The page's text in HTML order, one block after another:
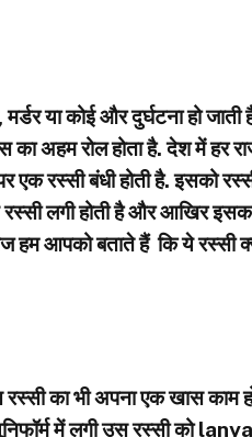
या कोई और दुर्घटना हो जाती
अहम रोल होता है. देश में हर
रस्सी बंधी होती है. इसको
लगी होती है और आखिर
हम आपको बताते हैं कि ये रस्सी
का भी अपना एक खास काम
में लगी उस रस्सी को